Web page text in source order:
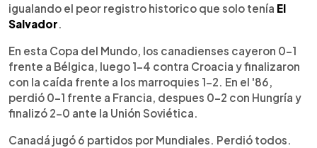
igualando el peor registro historico que solo tenía El
Salvador.
En esta Copa del Mundo, los canadienses cayeron 0-1
frente a Bélgica, luego 1-4 contra Croacia y finalizaron
con la caída frente a los marroquies 1-2. En el '86,
perdió 0-1 frente a Francia, despues 0-2 con Hungría y
finalizó 2-0 ante la Unión Soviética.
Canadá jugó 6 partidos por Mundiales. Perdió todos.